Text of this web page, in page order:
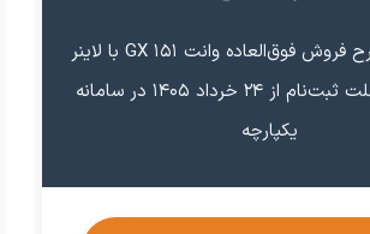
جدیدترین طرح فروش فوق‌العاده وانت ۱۵۱ GX با لاینر
پاششی – مهلت ثبت‌نام از ۲۴ خرداد ۱۴۰۵ در سامانه
یکپارچه